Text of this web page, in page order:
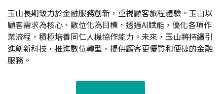
玉山長期致力於金融服務創新，重視顧客旅程體驗。玉山以
顧客需求為核心、數位化為目標，透過AI賦能，優化各項作
業流程，積極培養同仁人機協作能力。未來，玉山將持續引
進創新科技，推進數位轉型，提供顧客更優質和便捷的金融
服務。